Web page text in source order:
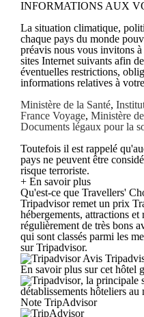
INFORMATIONS AUX
La situation climatique,
chaque pays du monde
préavis nous vous invitons
sites Internet suivants afin
éventuelles restrictions,
informations relatives à
Ministère de la Santé,
France Voyage, Ministère
Documents légaux pour la
Toutefois il est rappelé
pays ne peuvent être
risque terroriste.
+ En savoir plus
Qu'est-ce que Travellers'
Tripadvisor remet un prix
hébergements, attractions
régulièrement de très bons
qui sont classés parmi les
sur Tripadvisor.
Avis
En savoir plus sur cet hôtel
, la principale
détablissements hôteliers au
Note TripAdvisor